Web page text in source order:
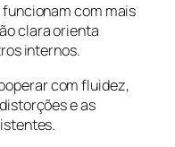
com mais
clara orienta
internos.
com fluidez,
e as